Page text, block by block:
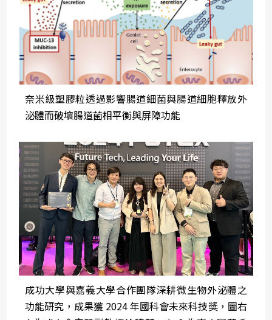
奈米級塑膠粒透過影響腸道細菌與腸道細胞釋放外
泌體而破壞腸道菌相平衡與屏障功能
成功大學與嘉義大學合作團隊深耕微生物外泌體之
功能研究，成果獲 2024 年國科會未來科技獎，圖右